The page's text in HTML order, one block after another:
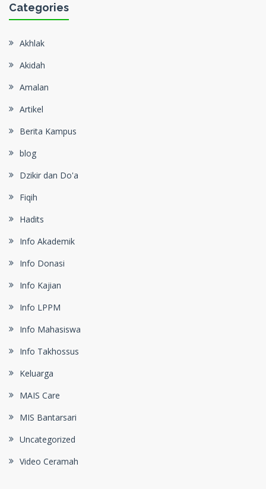
Categories
Akhlak
Akidah
Amalan
Artikel
Berita Kampus
blog
Dzikir dan Do'a
Fiqih
Hadits
Info Akademik
Info Donasi
Info Kajian
Info LPPM
Info Mahasiswa
Info Takhossus
Keluarga
MAIS Care
MIS Bantarsari
Uncategorized
Video Ceramah